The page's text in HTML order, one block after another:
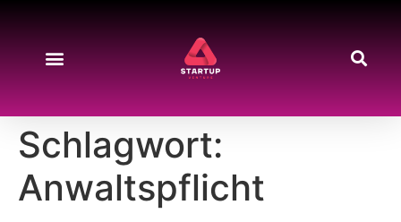
Schlagwort:
Anwaltspflicht